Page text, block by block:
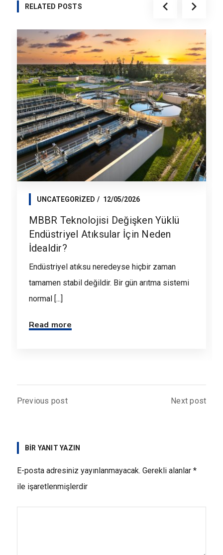
RELATED POSTS
UNCATEGORIZED 12/05/2026
MBBR Teknolojisi Değişken Yüklü
Endüstriyel Atıksular İçin Neden
İdealdir?
Endüstriyel atıksu neredeyse hiçbir zaman
tamamen stabil değildir. Bir gün arıtma sistemi
normal [...]
Read more
Previous post Next post
BIR YANIT YAZIN
E-posta adresiniz yayınlanmayacak. Gerekli alanlar *
ile işaretlenmişlerdir